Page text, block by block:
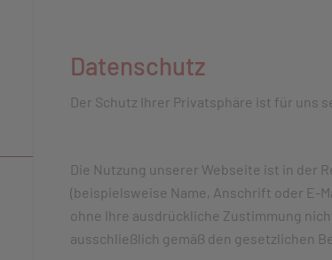
Datenschutz
Der Schutz Ihrer Privatsphäre ist für uns
Die Nutzung unserer Webseite ist in der
(beispielsweise Name, Anschrift oder E-
ohne Ihre ausdrückliche Zustimmung
ausschließlich gemäß den gesetzlichen